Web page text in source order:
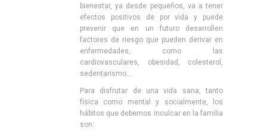
bienestar, ya desde pequeños, va a tener
efectos positivos de por vida y puede
prevenir que en un futuro desarrollen
factores de riesgo que pueden derivar en
enfermedades, como las
cardiovasculares, obesidad, colesterol,
sedentarismo…
Para disfrutar de una vida sana, tanto
física como mental y socialmente, los
hábitos que debemos inculcar en la familia
son: